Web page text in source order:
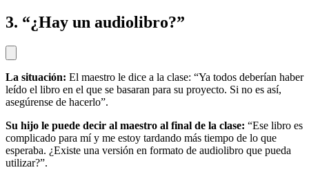
3. “¿Hay un audiolibro?”
La situación: El maestro le dice a la clase: “Ya todos deberían haber
leído el libro en el que se basaran para su proyecto. Si no es así,
asegúrense de hacerlo”.
Su hijo le puede decir al maestro al final de la clase: “Ese libro es
complicado para mí y me estoy tardando más tiempo de lo que
esperaba. ¿Existe una versión en formato de audiolibro que pueda
utilizar?”.